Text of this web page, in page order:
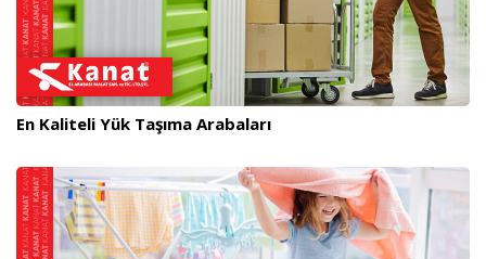
En Kaliteli Yük Taşıma Arabaları